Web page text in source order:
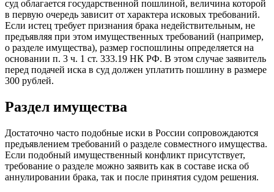
суд облагается государственной пошлиной, величина которой
в первую очередь зависит от характера исковых требований.
Если истец требует признания брака недействительным, не
предъявляя при этом имущественных требований (например,
о разделе имущества), размер госпошлины определяется на
основании п. 3 ч. 1 ст. 333.19 НК РФ. В этом случае заявитель
перед подачей иска в суд должен уплатить пошлину в размере
300 рублей.
Раздел имущества
Достаточно часто подобные иски в России сопровождаются
предъявлением требований о разделе совместного имущества.
Если подобный имущественный конфликт присутствует,
требование о разделе можно заявить как в составе иска об
аннулировании брака, так и после принятия судом решения.